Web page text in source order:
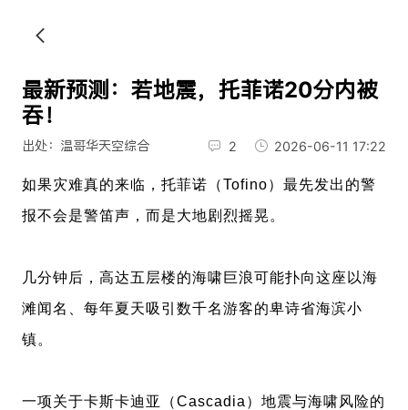
最新预测：若地震，托菲诺20分内被
吞！
出处：温哥华天空综合 2 2026-06-11 17:22
如果灾难真的来临，托菲诺（Tofino）最先发出的警
报不会是警笛声，而是大地剧烈摇晃。
几分钟后，高达五层楼的海啸巨浪可能扑向这座以海
滩闻名、每年夏天吸引数千名游客的卑诗省海滨小
镇。
一项关于卡斯卡迪亚（Cascadia）地震与海啸风险的